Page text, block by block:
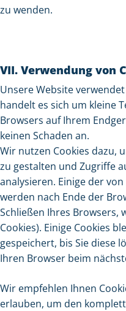
zu wenden.
VII. Verwendung von
Unsere Website
handelt es sich um kleine
Browsers auf Ihrem
keinen Schaden an.
Wir nutzen Cookies dazu,
zu gestalten und Zugriffe
analysieren. Einige der
werden nach Ende der
Schließen Ihres Browsers,
Cookies). Einige Cookies
gespeichert, bis Sie diese
Ihren Browser beim
Wir empfehlen Ihnen
erlauben, um den